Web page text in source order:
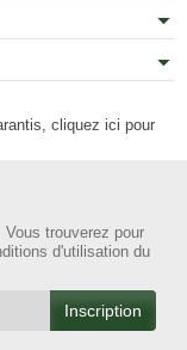
cliquez ici pour
trouverez pour
d'utilisation du